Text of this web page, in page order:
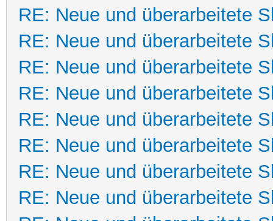
RE: Neue und überarbeitete
RE: Neue und überarbeitete
RE: Neue und überarbeitete
RE: Neue und überarbeitete
RE: Neue und überarbeitete
RE: Neue und überarbeitete
RE: Neue und überarbeitete
RE: Neue und überarbeitete